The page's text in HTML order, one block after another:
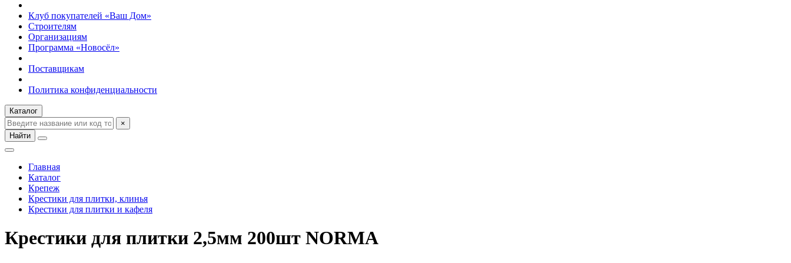
Клуб покупателей «Ваш Дом»
Строителям
Организациям
Программа «Новосёл»
Поставщикам
Политика конфиденциальности
Каталог
×
Найти
Главная
Каталог
Крепеж
Крестики для плитки, клинья
Крестики для плитки и кафеля
Крестики для плитки 2,5мм 200шт NORMA